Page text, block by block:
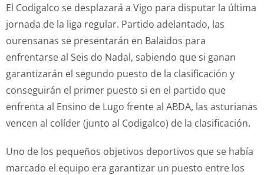
El Codigalco se desplazará a Vigo para disputar la última
jornada de la liga regular. Partido adelantado, las
ourensanas se presentarán en Balaidos para
enfrentarse al Seis do Nadal, sabiendo que si ganan
garantizarán el segundo puesto de la clasificación y
conseguirán el primer puesto si en el partido que
enfrenta al Ensino de Lugo frente al ABDA, las asturianas
vencen al colíder (junto al Codigalco) de la clasificación.
Uno de los pequeños objetivos deportivos que se había
marcado el equipo era garantizar un puesto entre los